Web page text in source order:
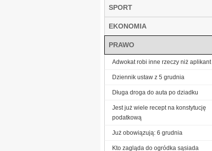
SPORT
EKONOMIA
PRAWO
Adwokat robi inne rzeczy niż aplikant
Dziennik ustaw z 5 grudnia
Długa droga do auta po dziadku
Jest już wiele recept na konstytucję
podatkową
Już obowiązują: 6 grudnia
Kto zagląda do ogródka sąsiada